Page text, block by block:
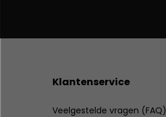
Klantenservice
Veelgestelde vragen (FAQ)